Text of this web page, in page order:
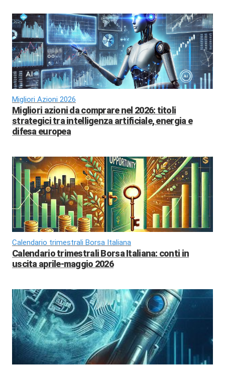
Migliori Azioni 2026
Migliori azioni da comprare nel 2026: titoli
strategici tra intelligenza artificiale, energia e
difesa europea
Calendario trimestrali Borsa Italiana
Calendario trimestrali Borsa Italiana: conti in
uscita aprile-maggio 2026